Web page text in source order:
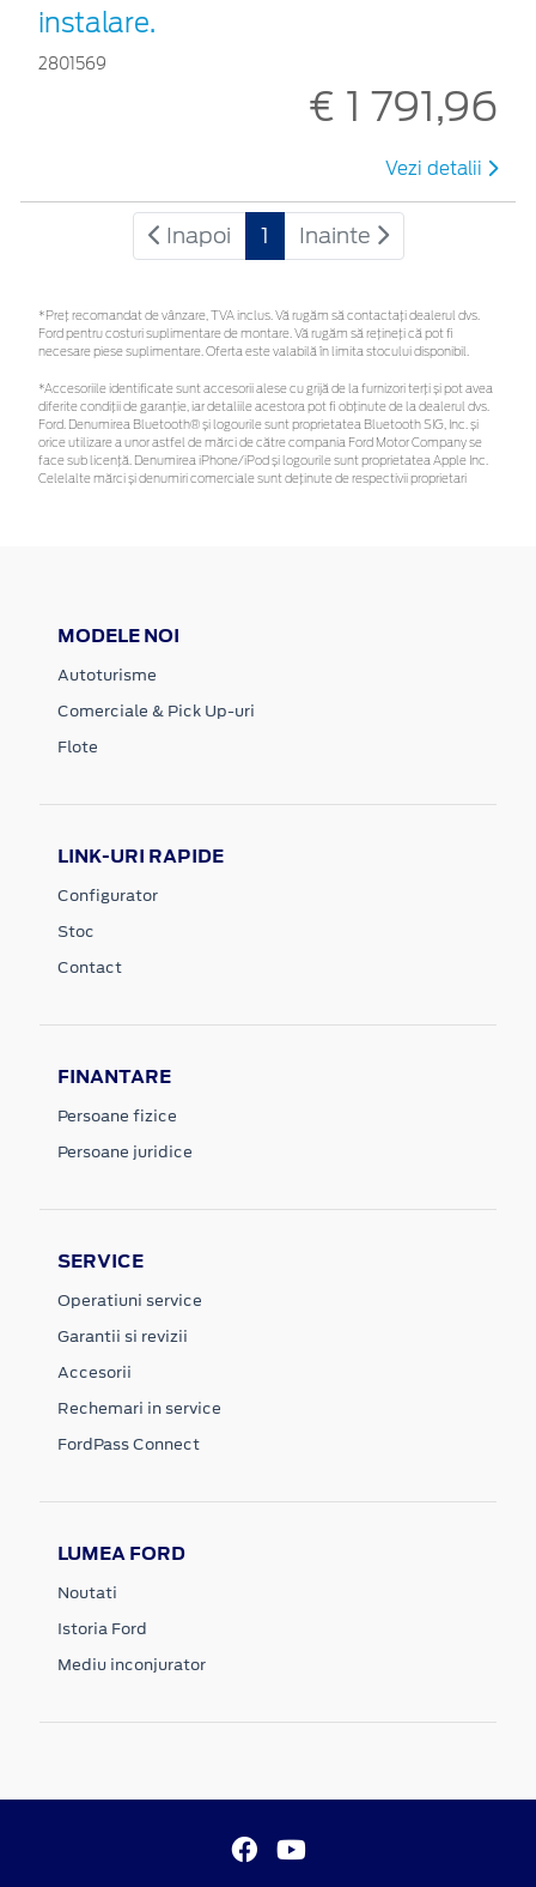
instalare.
2801569
€ 1 791,96
Vezi detalii
Inapoi 1 Inainte
*Preţ recomandat de vânzare, TVA inclus. Vă rugăm să contactaţi dealerul dvs.
Ford pentru costuri suplimentare de montare. Vă rugăm să rețineți că pot fi
necesare piese suplimentare. Oferta este valabilă în limita stocului disponibil.
*Accesoriile identificate sunt accesorii alese cu grijă de la furnizori terți și pot avea
diferite condiții de garanție, iar detaliile acestora pot fi obținute de la dealerul dvs.
Ford. Denumirea Bluetooth® și logourile sunt proprietatea Bluetooth SIG, Inc. și
orice utilizare a unor astfel de mărci de către compania Ford Motor Company se
face sub licență. Denumirea iPhone/iPod și logourile sunt proprietatea Apple Inc.
Celelalte mărci și denumiri comerciale sunt deținute de respectivii proprietari
MODELE NOI
Autoturisme
Comerciale & Pick Up-uri
Flote
LINK-URI RAPIDE
Configurator
Stoc
Contact
FINANTARE
Persoane fizice
Persoane juridice
SERVICE
Operatiuni service
Garantii si revizii
Accesorii
Rechemari in service
FordPass Connect
LUMEA FORD
Noutati
Istoria Ford
Mediu inconjurator